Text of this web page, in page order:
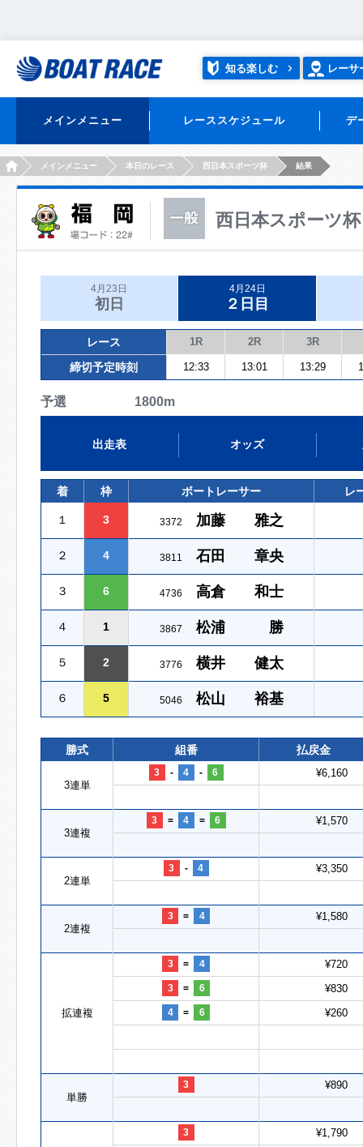
知る楽しむ レーサ
メインメニュー レーススケジュール デ
HOMEメインメニュー 本日のレース 西日本スポーツ杯 結果
西日本スポーツ杯
4月23日
初日
4月24日
２日目
レース 1R 2R 3R
締切予定時刻 12:33 13:01 13:29
予選 1800m
出走表 オッズ
着 枠 ボートレーサー レ
１ 3 3372 加藤 雅之
２ 4 3811 石田 章央
３ 6 4736 高倉 和士
４ 1 3867 松浦 勝
５ 2 3776 横井 健太
６ 5 5046 松山 裕基
勝式 組番 払戻金
3連単
3 - 4 - 6 ¥6,160
3連複
3 = 4 = 6 ¥1,570
2連単
3 - 4 ¥3,350
2連複
3 = 4 ¥1,580
拡連複
3 = 4 ¥720
3 = 6 ¥830
4 = 6 ¥260
単勝
3 ¥890
3 ¥1,790